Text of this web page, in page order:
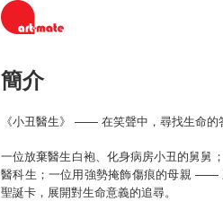
簡介
《小丑醫生》 —— 在笑聲中，尋找生命的
一位放棄醫生白袍、化身病房小丑的舅舅
醫科生；一位用強勢掩飾傷痕的母親 ——
聖誕卡，展開對生命意義的追尋。